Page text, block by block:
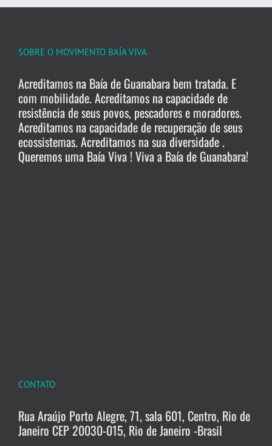
SOBRE O MOVIMENTO BAÍA VIVA
Acreditamos na Baía de Guanabara bem tratada. E
com mobilidade. Acreditamos na capacidade de
resistência de seus povos, pescadores e moradores.
Acreditamos na capacidade de recuperação de seus
ecossistemas. Acreditamos na sua diversidade .
Queremos uma Baía Viva ! Viva a Baía de Guanabara!
CONTATO
Rua Araújo Porto Alegre, 71, sala 601, Centro, Rio de
Janeiro CEP 20030-015, Rio de Janeiro -Brasil